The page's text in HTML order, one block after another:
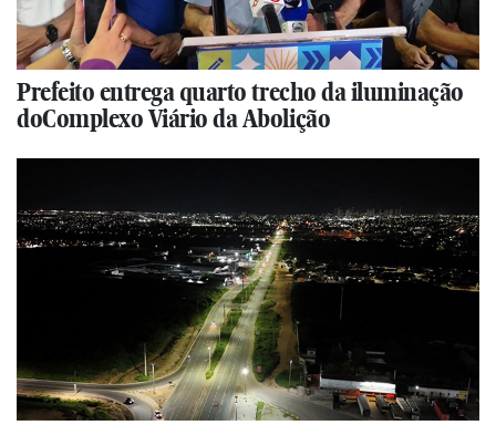
Prefeito entrega quarto trecho da iluminação
doComplexo Viário da Abolição